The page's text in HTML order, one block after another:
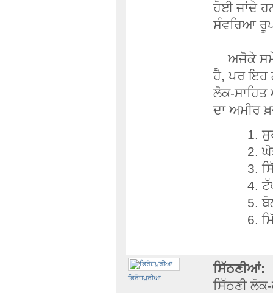
ਹੋਈ ਜਾਂਦੇ
ਸੰਵਰਿਆ ਰੂਪ
ਅਜੋਕੇ ਸਮੇਂ
ਹੈ, ਪਰ ਇਹ
ਲੋਕ-ਸਾਹਿਤ
ਦਾ ਅਮੀਰ
ਫ਼ਿਰੋਜ਼ਪੁਰੀਆ
ਸਿੱਠਣੀਆਂ:
ਸਿੱਠਣੀ